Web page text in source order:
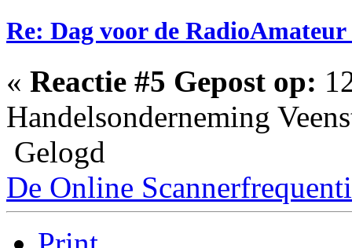
Re: Dag voor de RadioAmateur
« Reactie #5 Gepost op:
Handelsonderneming
Gelogd
De Online